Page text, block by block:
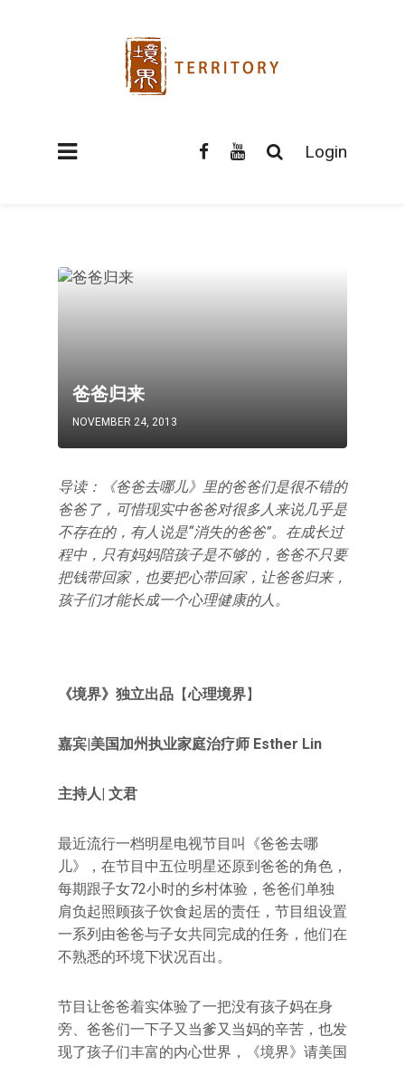
Login
爸爸归来
NOVEMBER 24, 2013
导读：《爸爸去哪儿》里的爸爸们是很不错的
爸爸了，可惜现实中爸爸对很多人来说几乎是
不存在的，有人说是“消失的爸爸”。在成长过
程中，只有妈妈陪孩子是不够的，爸爸不只要
把钱带回家，也要把心带回家，让爸爸归来，
孩子们才能长成一个心理健康的人。
《境界》独立出品 【心理境界】
嘉宾|美国加州执业家庭治疗师 Esther Lin
主持人| 文君
最近流行一档明星电视节目叫《爸爸去哪
儿》，在节目中五位明星还原到爸爸的角色，
每期跟子女72小时的乡村体验，爸爸们单独
肩负起照顾孩子饮食起居的责任，节目组设置
一系列由爸爸与子女共同完成的任务，他们在
不熟悉的环境下状况百出。
节目让爸爸着实体验了一把没有孩子妈在身
旁、爸爸们一下子又当爹又当妈的辛苦，也发
现了孩子们丰富的内心世界，《境界》请美国